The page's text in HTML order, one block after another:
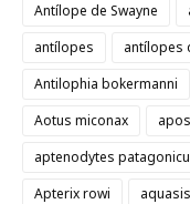
Antílope de Swayne
antílopes
antílopes
Antilophia bokermanni
Aotus miconax
aptenodytes
Apterix rowi
aquasis